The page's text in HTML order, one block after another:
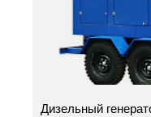
Дизельный